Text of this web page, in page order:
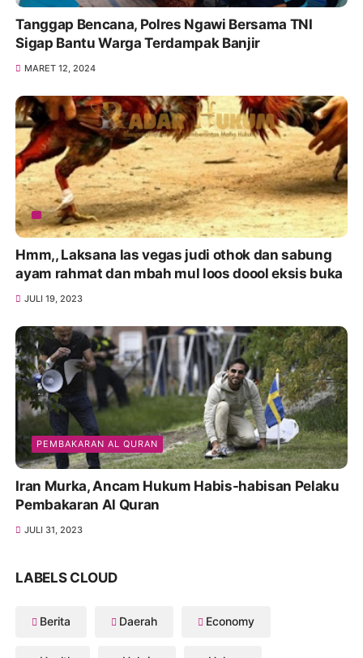
Tanggap Bencana, Polres Ngawi Bersama TNI
Sigap Bantu Warga Terdampak Banjir
MARET 12, 2024
Hmm,, Laksana las vegas judi othok dan sabung
ayam rahmat dan mbah mul loos doool eksis buka
JULI 19, 2023
PEMBAKARAN AL QURAN
Iran Murka, Ancam Hukum Habis-habisan Pelaku
Pembakaran Al Quran
JULI 31, 2023
LABELS CLOUD
Berita Daerah Economy